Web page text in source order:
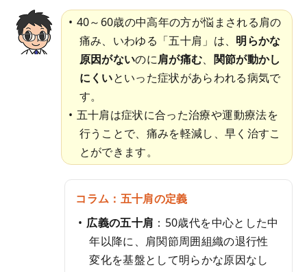
40～60歳の中高年の方が悩まされる肩の
痛み、いわゆる「五十肩」は、 明らかな
原因がないのに肩が痛む、 関節が動かし
にくいといった症状があらわれる病気で
す。
五十肩は症状に合った治療や運動療法を
行うことで、痛みを軽減し、早く治すこ
とができます。
コラム：五十肩の定義
広義の五十肩 ：50歳代を中心とした中
年以降に、肩関節周囲組織の退行性
変化を基盤として明らかな原因なし